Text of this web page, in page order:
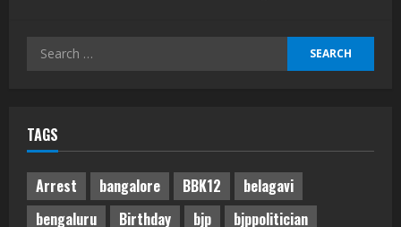
Search
TAGS
Arrest bangalore BBK12
belagavi
bengaluru
Birthday bjp
bjppolitician